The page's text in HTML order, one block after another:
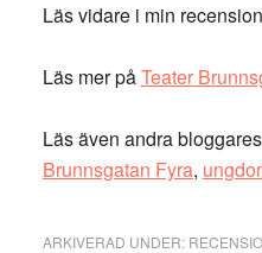
Läs vidare i min
Läs mer påTeater
Läs även andra
Brunnsgatan Fyra,
ARKIVERAD UNDER: